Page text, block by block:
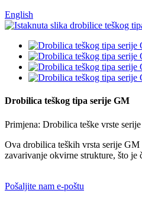
English
Drobilica teškog tipa serije GM
Primjena: Drobilica teške vrste
Ova drobilica teških vrsta serije
zavarivanje okvirne strukture, što
Pošaljite nam e-poštu